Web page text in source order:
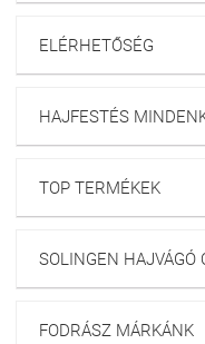
ELÉRHETŐSÉG
HAJFESTÉS
TOP TERMÉKEK
SOLINGEN HAJVÁGÓ
FODRÁSZ MÁRKÁNK